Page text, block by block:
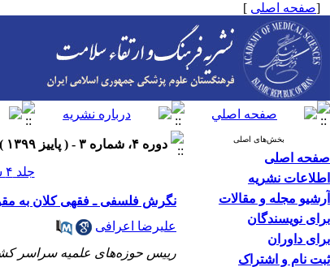
[صفحه اصلی ]
بخش‌های اصلی
صفحه اصلی
اطلاعات نشریه
آرشیو مجله و مقالات
برای نویسندگان
برای داوران
ثبت نام و اشتراک
دوره ۴، شماره ۳ - ( پاييز ۱۳۹۹ )
جلد ۴ شماره ۳ صفحات ۲۵۱-۲۴۷
نگرش فلسفی ـ فقهی کلان به
علیرضا اعرافی
رییس حوزه‌های علمیه سراسر